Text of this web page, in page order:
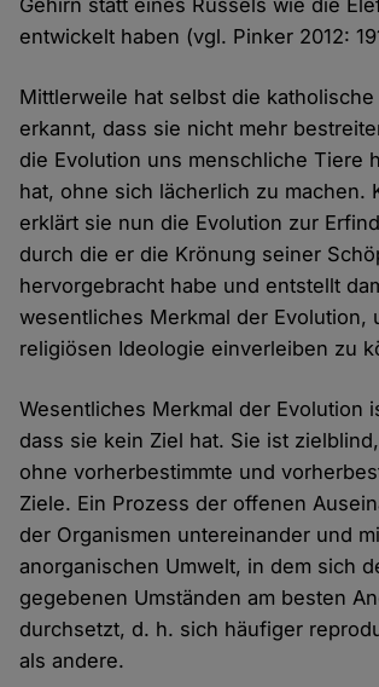
Gehirn statt eines Rüssels wie die
entwickelt haben (vgl. Pinker 2012:
Mittlerweile hat selbst die katholische
erkannt, dass sie nicht mehr
die Evolution uns menschliche Tiere
hat, ohne sich lächerlich zu machen.
erklärt sie nun die Evolution zur
durch die er die Krönung seiner
hervorgebracht habe und entstellt
wesentliches Merkmal der Evolution,
religiösen Ideologie einverleiben zu
Wesentliches Merkmal der Evolution
dass sie kein Ziel hat. Sie ist
ohne vorherbestimmte und
Ziele. Ein Prozess der offenen
der Organismen untereinander und
anorganischen Umwelt, in dem sich
gegebenen Umständen am besten
durchsetzt, d. h. sich häufiger
als andere.